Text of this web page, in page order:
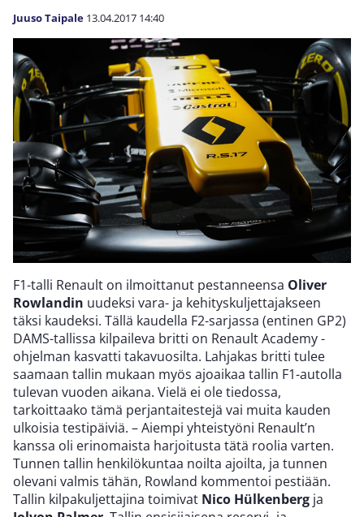
Juuso Taipale 13.04.2017 14:40
F1-talli Renault on ilmoittanut pestanneensa Oliver
Rowlandin uudeksi vara- ja kehityskuljettajakseen
täksi kaudeksi. Tällä kaudella F2-sarjassa (entinen GP2)
DAMS-tallissa kilpaileva britti on Renault Academy -
ohjelman kasvatti takavuosilta. Lahjakas britti tulee
saamaan tallin mukaan myös ajoaikaa tallin F1-autolla
tulevan vuoden aikana. Vielä ei ole tiedossa,
tarkoittaako tämä perjantaitestejä vai muita kauden
ulkoisia testipäiviä. – Aiempi yhteistyöni Renault’n
kanssa oli erinomaista harjoitusta tätä roolia varten.
Tunnen tallin henkilökuntaa noilta ajoilta, ja tunnen
olevani valmis tähän, Rowland kommentoi pestiään.
Tallin kilpakuljettajina toimivat Nico Hülkenberg ja